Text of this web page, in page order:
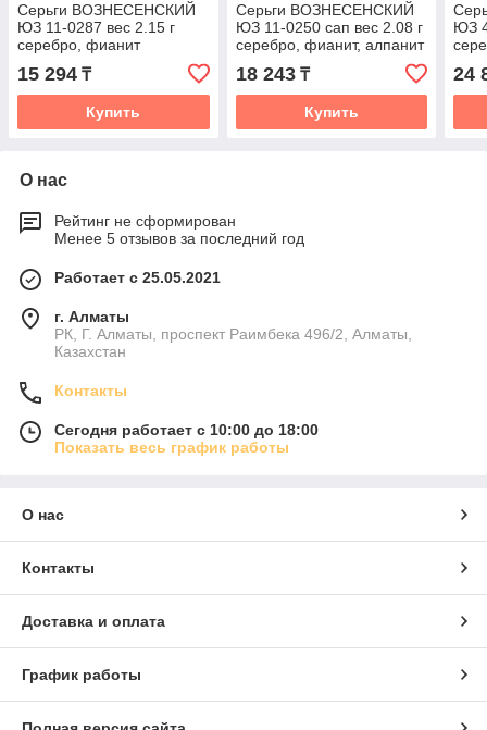
Серьги ВОЗНЕСЕНСКИЙ
ЮЗ 11-0287 вес 2.15 г
серебро, фианит
15 294 ₸
Купить
Серьги ВОЗНЕСЕНСКИЙ
ЮЗ 11-0250 сап вес 2.08 г
серебро, фианит, алпанит
18 243₸
Купить
ЮЗ
24
О нас
Рейтинг не сформирован
Менее 5 отзывов за последний год
Работает с 25.05.2021
г. Алматы
РК, Г. Алматы, проспект Раимбека 496/2, Алматы,
Казахстан
Контакты
Сегодня работает с 10:00 до 18:00
Показать весь график работы
О нас
Контакты
Доставка и оплата
График работы